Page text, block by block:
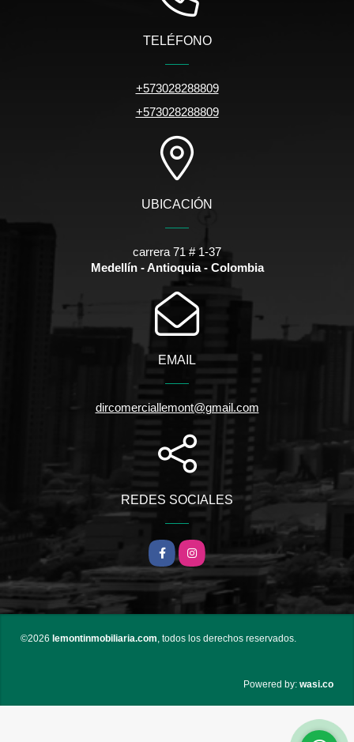
TELÉFONO
+573028288809
+573028288809
UBICACIÓN
carrera 71 # 1-37
Medellín - Antioquia - Colombia
EMAIL
dircomerciallemont@gmail.com
REDES SOCIALES
Facebook
Instagram
©2026 lemontinmobiliaria.com , todos los derechos reservados.
Powered by: wasi.co